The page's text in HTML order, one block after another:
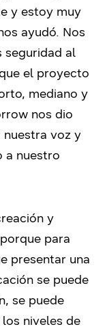
y estoy muy
ayudó. Nos
seguridad al
el proyecto
mediano y
nos dio
nuestra voz y
a nuestro
y
para
presentar una
se puede
se puede
niveles de